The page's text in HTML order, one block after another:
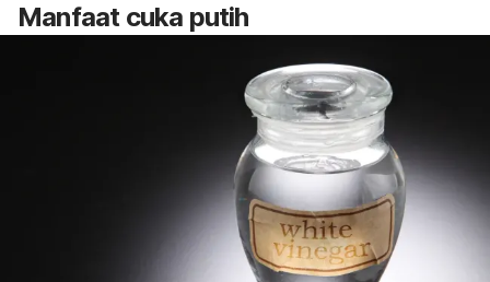
Manfaat cuka putih